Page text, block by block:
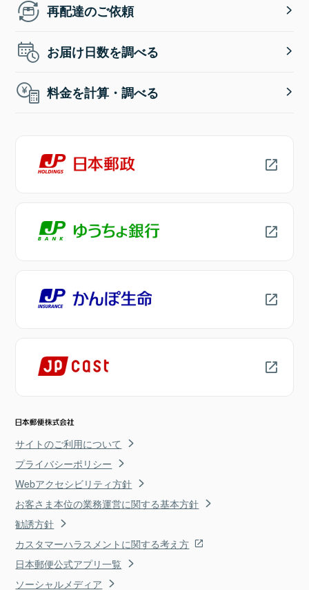
再配達のご依頼
お届け日数を調べる
料金を計算・調べる
サイトのご利用について
プライバシーポリシー
Webアクセシビリティ方針
お客さま本位の業務運営に関する基本方針
勧誘方針
カスタマーハラスメントに関する考え方
日本郵便公式アプリ一覧
ソーシャルメディア